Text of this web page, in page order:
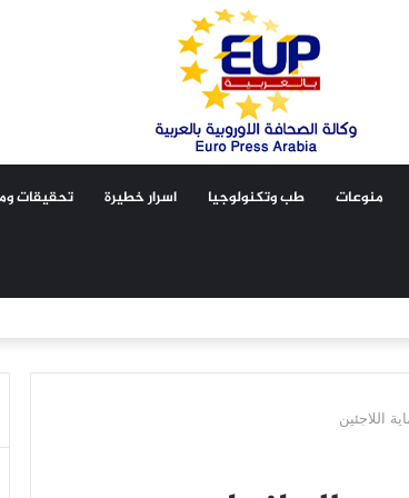
منوعات طب وتكنولوجيا اسرار خطيرة تحقيقات
اللاجئين